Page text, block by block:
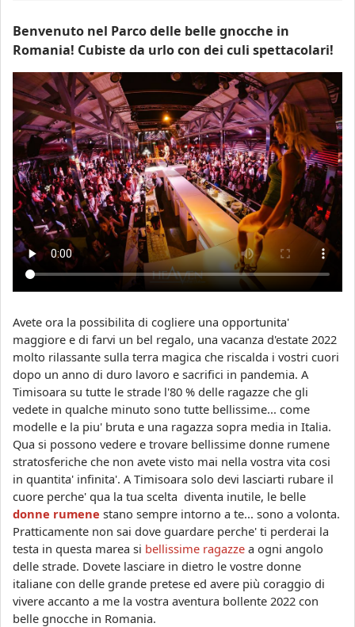
Benvenuto nel Parco delle belle gnocche in
Romania! Cubiste da urlo con dei culi spettacolari!
Avete ora la possibilita di cogliere una opportunita'
maggiore e di farvi un bel regalo, una vacanza d'estate 2022
molto rilassante sulla terra magica che riscalda i vostri cuori
dopo un anno di duro lavoro e sacrifici in pandemia. A
Timisoara su tutte le strade l'80 % delle ragazze che gli
vedete in qualche minuto sono tutte bellissime... come
modelle e la piu' bruta e una ragazza sopra media in Italia.
Qua si possono vedere e trovare bellissime donne rumene
stratosferiche che non avete visto mai nella vostra vita cosi
in quantita' infinita'. A Timisoara solo devi lasciarti rubare il
cuore perche' qua la tua scelta diventa inutile, le belle
donne rumene stano sempre intorno a te... sono a volonta.
Pratticamente non sai dove guardare perche' ti perderai la
testa in questa marea si bellissime ragazze a ogni angolo
delle strade. Dovete lasciare in dietro le vostre donne
italiane con delle grande pretese ed avere più coraggio di
vivere accanto a me la vostra aventura bollente 2022 con
belle gnocche in Romania.